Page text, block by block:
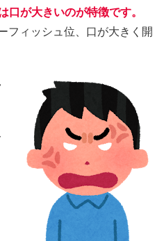
口が大きいのが特徴です。
フィッシュ位、口が大きく開